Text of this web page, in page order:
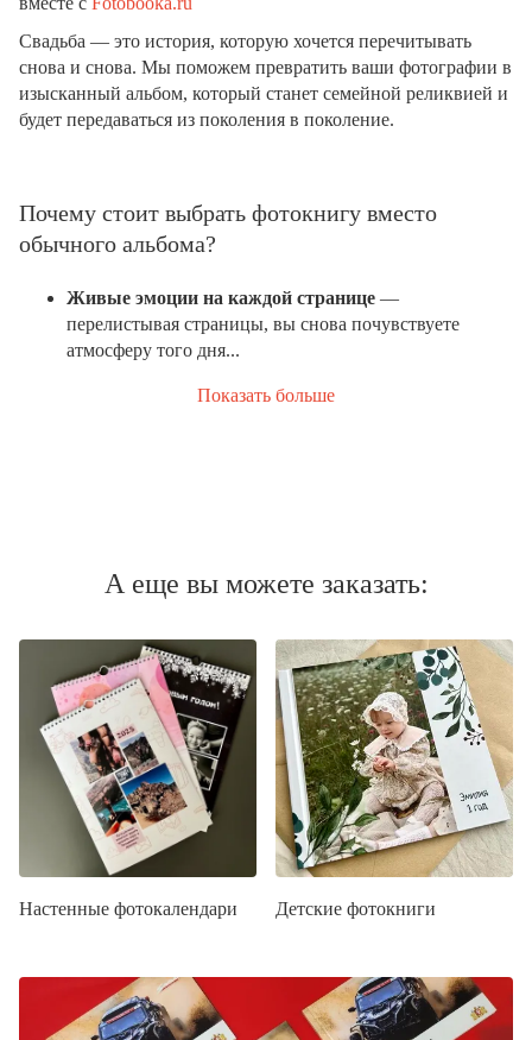
Свадьба — это история, которую хочется перечитывать
снова и снова. Мы поможем превратить ваши фотографии в
изысканный альбом, который станет семейной реликвией и
будет передаваться из поколения в поколение.
Почему стоит выбрать фотокнигу вместо
обычного альбома?
Живые эмоции на каждой странице —
перелистывая страницы, вы снова почувствуете
атмосферу того дня...
Показать больше
А еще вы можете заказать:
Настенные фотокалендари Детские фотокниги